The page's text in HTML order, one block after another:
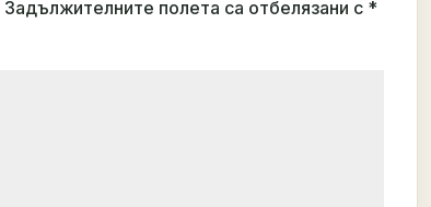
Задължителните полета са отбелязани с *